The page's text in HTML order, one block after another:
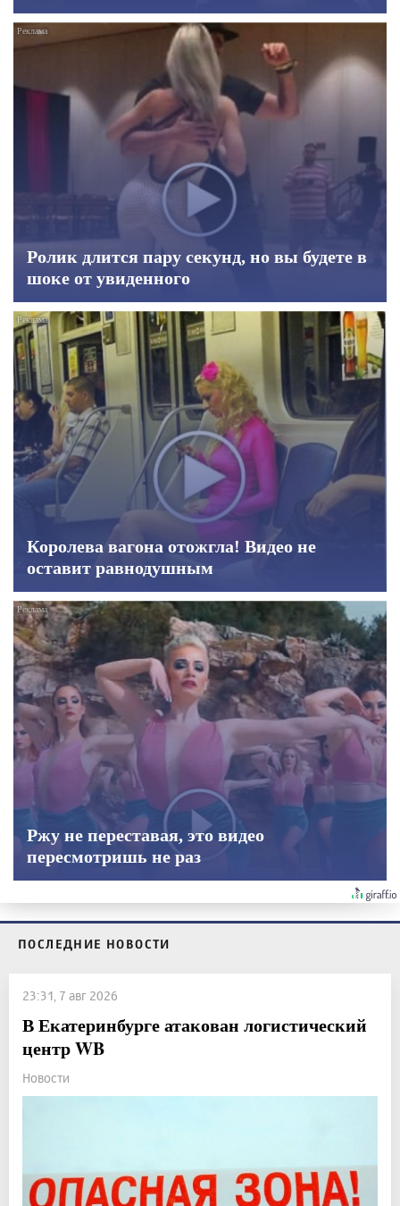
Ролик длится пару секунд, но вы будете в
шоке от увиденного
Королева вагона отожгла! Видео не
оставит равнодушным
Ржу не переставая, это видео
пересмотришь не раз
ПОСЛЕДНИЕ НОВОСТИ
23:31, 7 авг 2026
В Екатеринбурге атакован логистический
центр WB
Новости